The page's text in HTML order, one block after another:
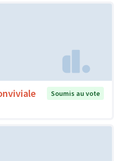
Soumis au vote